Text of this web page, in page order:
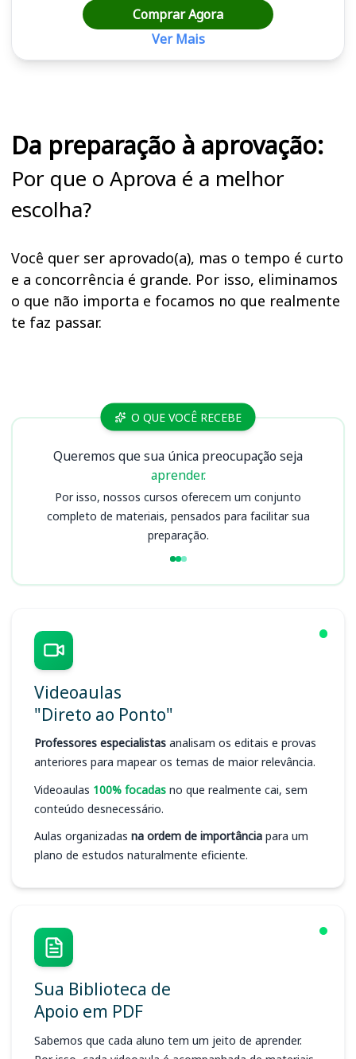
Comprar Agora
Ver Mais
Da preparação à aprovação:
Por que o Aprova é a melhor
escolha?
Você quer ser aprovado(a), mas o tempo é curto
e a concorrência é grande. Por isso, eliminamos
o que não importa e focamos no que realmente
te faz passar.
Cursos O QUE VOCÊ RECEBE
Queremos que sua única preocupação seja
aprender.
Por isso, nossos cursos oferecem um conjunto
completo de materiais, pensados para facilitar sua
preparação.
Videoaulas
"Direto ao Ponto"
Professores especialistas analisam os editais e provas
anteriores para mapear os temas de maior relevância.
Videoaulas 100% focadas no que realmente cai, sem
conteúdo desnecessário.
Aulas organizadas na ordem de importância para um
plano de estudos naturalmente eficiente.
Sua Biblioteca de
Apoio em PDF
Sabemos que cada aluno tem um jeito de aprender.